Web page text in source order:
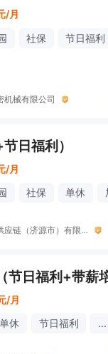
/月
社保 节日福利
机械有限公司
日福利）
/月
社保 单休
山立珠宝首饰供应链（济源市）有限公司
节日福利+带薪
/月
单休 节日福利 ...